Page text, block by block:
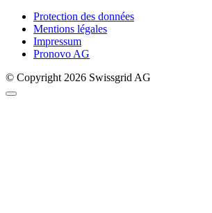
Protection des données
Mentions légales
Impressum
Pronovo AG
© Copyright 2026 Swissgrid AG